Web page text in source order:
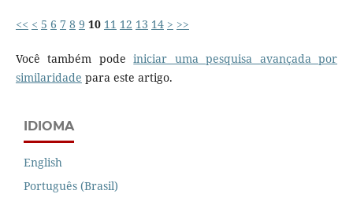
<< < 5 6 7 8 9 10 11 12 13 14 > >>
Você também podeiniciar uma pesquisa avançada por
similaridade para este artigo.
IDIOMA
English
Português (Brasil)